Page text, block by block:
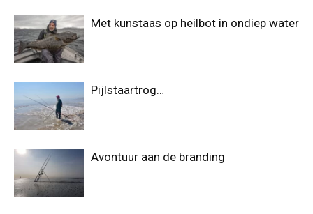
Met kunstaas op heilbot in ondiep water
Pijlstaartrog…
Avontuur aan de branding